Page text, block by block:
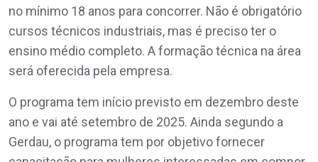
no mínimo 18 anos para concorrer. Não é obrigatório
cursos técnicos industriais, mas é preciso ter o
ensino médio completo. A formação técnica na área
será oferecida pela empresa.
O programa tem início previsto em dezembro deste
ano e vai até setembro de 2025. Ainda segundo a
Gerdau, o programa tem por objetivo fornecer